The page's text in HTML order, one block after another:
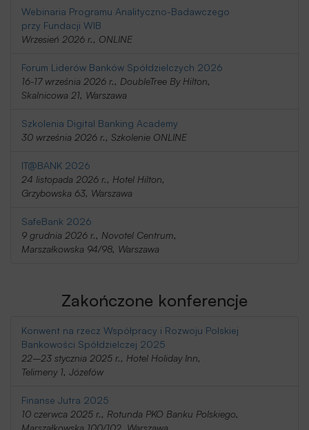
Webinaria Programu Analityczno-Badawczego
przy Fundacji WIB
Wrzesień 2026 r., ONLINE
Forum Liderów Banków Spółdzielczych 2026
16-17 września 2026 r., DoubleTree By Hilton,
Skalnicowa 21, Warszawa
Szkolenia Digital Banking Academy
30 września 2026 r., Szkolenie ONLINE
IT@BANK 2026
24 listopada 2026 r., Hotel Hilton,
Grzybowska 63, Warszawa
SafeBank 2026
9 grudnia 2026 r., Novotel Centrum,
Marszałkowska 94/98, Warszawa
Zakończone konferencje
Konwent na rzecz Współpracy i Rozwoju Polskiej
Bankowości Spółdzielczej 2025
22–23 stycznia 2025 r., Hotel Holiday Inn,
Telimeny 1, Józefów
Finanse Jutra 2025
10 czerwca 2025 r., Rotunda PKO Banku Polskiego,
Marszałkowska 100/102, Warszawa